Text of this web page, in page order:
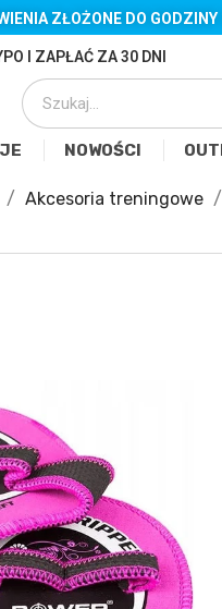
ZŁOŻONE DO GODZINY
I ZAPŁAĆ ZA 30 DNI
NOWOŚCI
Akcesoria treningowe